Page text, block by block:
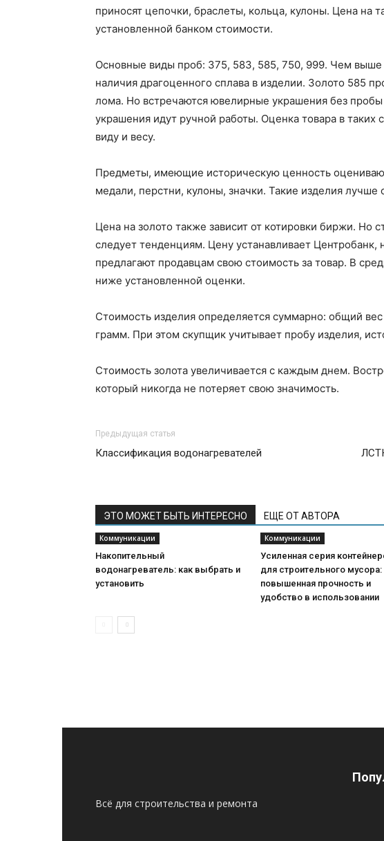
приносят цепочки, браслеты, кольца, кулоны. Цена на
установленной банком стоимости.
Основные виды проб: 375, 583, 585, 750, 999. Чем
наличия драгоценного сплава в изделии. Золото 585
лома. Но встречаются ювелирные украшения без
украшения идут ручной работы. Оценка товара в таких
виду и весу.
Предметы, имеющие историческую ценность
медали, перстни, кулоны, значки. Такие изделия лучше
Цена на золото также зависит от котировки биржи. Но
следует тенденциям. Цену устанавливает
предлагают продавцам свою стоимость за товар. В
ниже установленной оценки.
Стоимость изделия определяется суммарно: общий
грамм. При этом скупщик учитывает пробу изделия,
Стоимость золота увеличивается с каждым днем.
который никогда не потеряет свою значимость.
Предыдущая статья
Классификация водонагревателей
ЭТО МОЖЕТ БЫТЬ ИНТЕРЕСНО ЕЩЕ ОТ АВТОРА
Коммуникации
Накопительный
водонагреватель: как выбрать и
установить
Коммуникации
Усиленная серия
для строительного мусора:
повышенная прочность и
удобство в использовании
Всё для строительства и ремонта